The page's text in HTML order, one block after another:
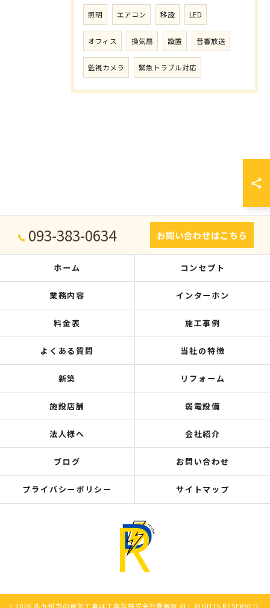
照明 エアコン 移設 LED
オフィス 換気扇 設置 音響放送
監視カメラ 緊急トラブル対応
093-383-0634 お問い合わせはこちら
ホーム コンセプト
業務内容 インターホン
料金表 施工事例
よくある質問 当社の特徴
新築 リフォーム
施設店舗 弱電設備
法人様へ 会社紹介
ブログ お問い合わせ
プライバシーポリシー サイトマップ
c 2026 北九州市の電気工事は丁寧な株式会社靂電設 ALL RIGHTS RESERVED.